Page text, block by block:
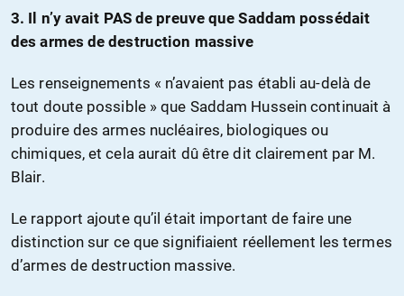
3. Il n’y avait PAS de preuve que Saddam possédait
des armes de destruction massive
Les renseignements « n’avaient pas établi au-delà de
tout doute possible » que Saddam Hussein continuait à
produire des armes nucléaires, biologiques ou
chimiques, et cela aurait dû être dit clairement par M.
Blair.
Le rapport ajoute qu’il était important de faire une
distinction sur ce que signifiaient réellement les termes
d’armes de destruction massive.